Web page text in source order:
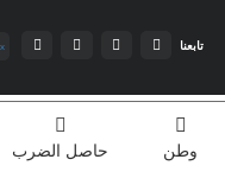
تابعنا
وطن حاصل الضرب